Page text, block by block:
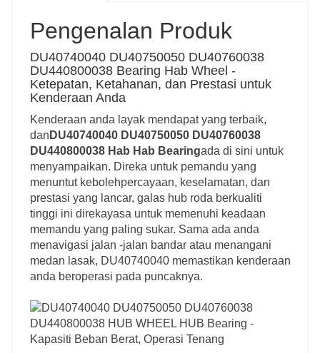
Pengenalan Produk
DU40740040 DU40750050 DU40760038
DU440800038 Bearing Hab Wheel -
Ketepatan, Ketahanan, dan Prestasi untuk
Kenderaan Anda
Kenderaan anda layak mendapat yang terbaik,
dan DU40740040 DU40750050 DU40760038
DU440800038 Hab Hab Bearingada di sini untuk
menyampaikan. Direka untuk pemandu yang
menuntut kebolehpercayaan, keselamatan, dan
prestasi yang lancar, galas hub roda berkualiti
tinggi ini direkayasa untuk memenuhi keadaan
memandu yang paling sukar. Sama ada anda
menavigasi jalan -jalan bandar atau menangani
medan lasak, DU40740040 memastikan kenderaan
anda beroperasi pada puncaknya.